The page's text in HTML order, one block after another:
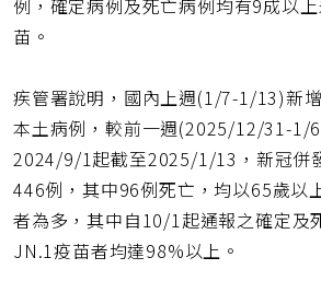
例，確定病例及死亡病例均有9成以
苗。
疾管署說明，國內上週(1/7-1/13)新
本土病例，較前一週(2025/12/31-1/
2024/9/1起截至2025/1/13，新冠併
446例，其中96例死亡，均以65歲以
者為多，其中自10/1起通報之確定及
JN.1疫苗者均達98%以上。